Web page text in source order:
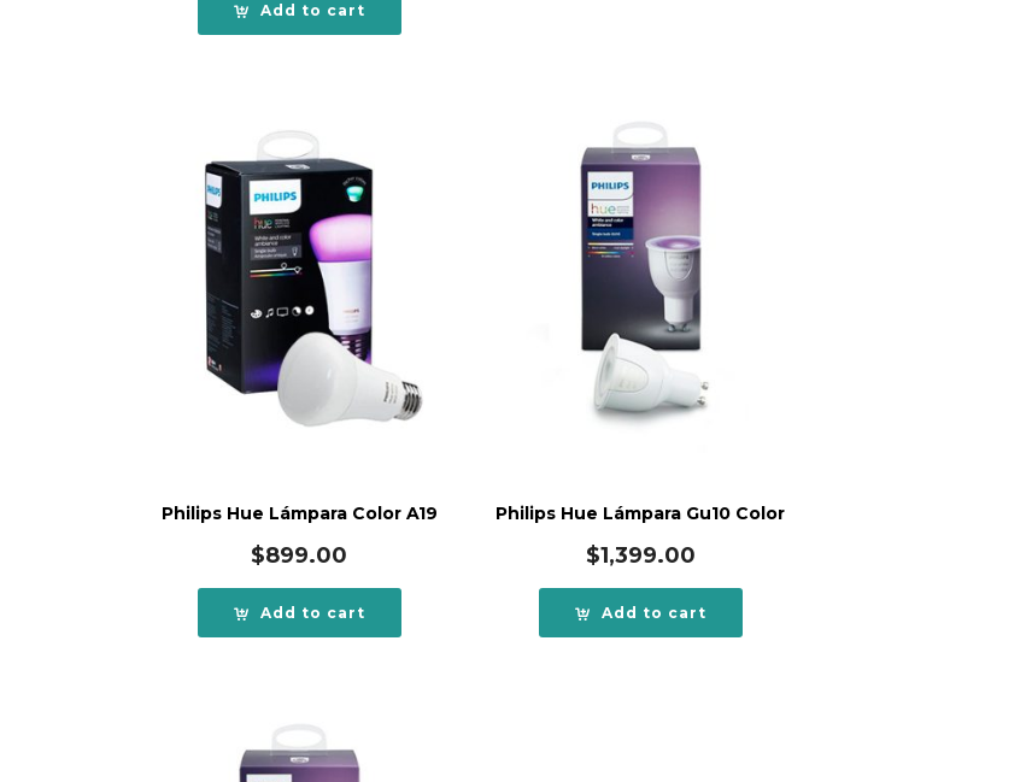
Add to cart
Philips Hue Lámpara Color A19
$899.00
Add to cart
Philips Hue Lámpara Gu10 Color
$1,399.00
Add to cart